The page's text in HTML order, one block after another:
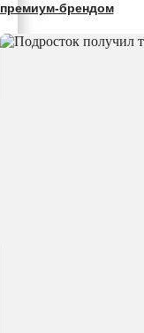
премиум-брендом